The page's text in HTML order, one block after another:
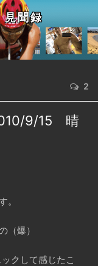
聞 録
2
9/15 晴
。
（爆）
クして感じたこ